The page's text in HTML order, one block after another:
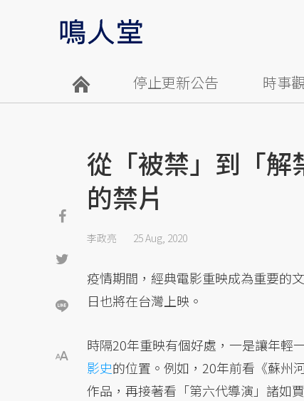
停止更新公告 時事
從「被禁」到「解
的禁片
李政亮 25 Aug, 2020
疫情期間，經典電影重映成為重要的
日也將在台灣上映。
時隔20年重映有個好處，一是讓年輕
影史的位置。例如，20年前看《蘇州
作品，再接著看「第六代導演」諸如